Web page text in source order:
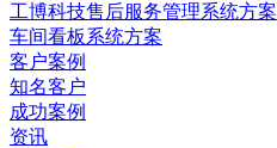
工博科技售后服务管理系统方案
车间看板系统方案
客户案例
知名客户
成功案例
资讯